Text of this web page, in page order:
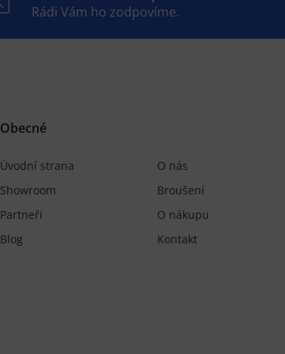
Rádi Vám ho zodpovíme.
Obecné
Úvodní strana
O nás
Showroom
Broušení
Partneři
O nákupu
Blog
Kontakt